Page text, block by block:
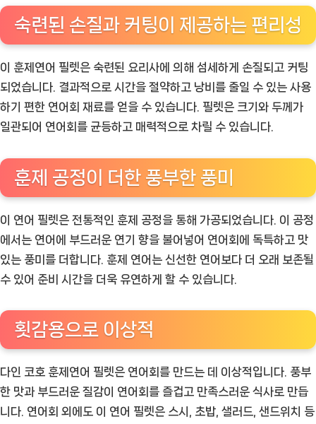
숙련된 손질과 커팅이 제공하는 편리성
이 훈제연어 필렛은 숙련된 요리사에 의해 섬세하게 손질되고 커팅
되었습니다. 결과적으로 시간을 절약하고 낭비를 줄일 수 있는 사용
하기 편한 연어회 재료를 얻을 수 있습니다. 필렛은 크기와 두께가
일관되어 연어회를 균등하고 매력적으로 차릴 수 있습니다.
훈제 공정이 더한 풍부한 풍미
이 연어 필렛은 전통적인 훈제 공정을 통해 가공되었습니다. 이 공정
에서는 연어에 부드러운 연기 향을 불어넣어 연어회에 독특하고 맛
있는 풍미를 더합니다. 훈제 연어는 신선한 연어보다 더 오래 보존될
수 있어 준비 시간을 더욱 유연하게 할 수 있습니다.
횟감용으로 이상적
다인 코호 훈제연어 필렛은 연어회를 만드는 데 이상적입니다. 풍부
한 맛과 부드러운 질감이 연어회를 즐겁고 만족스러운 식사로 만듭
니다. 연어회 외에도 이 연어 필렛은 스시, 초밥, 샐러드, 샌드위치 등